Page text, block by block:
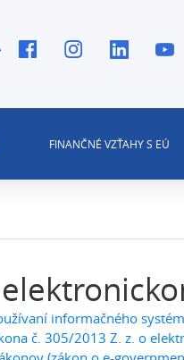
FINANČNÉ VZŤAHY S EÚ
informačného
č. 305/2013 Z. z. o